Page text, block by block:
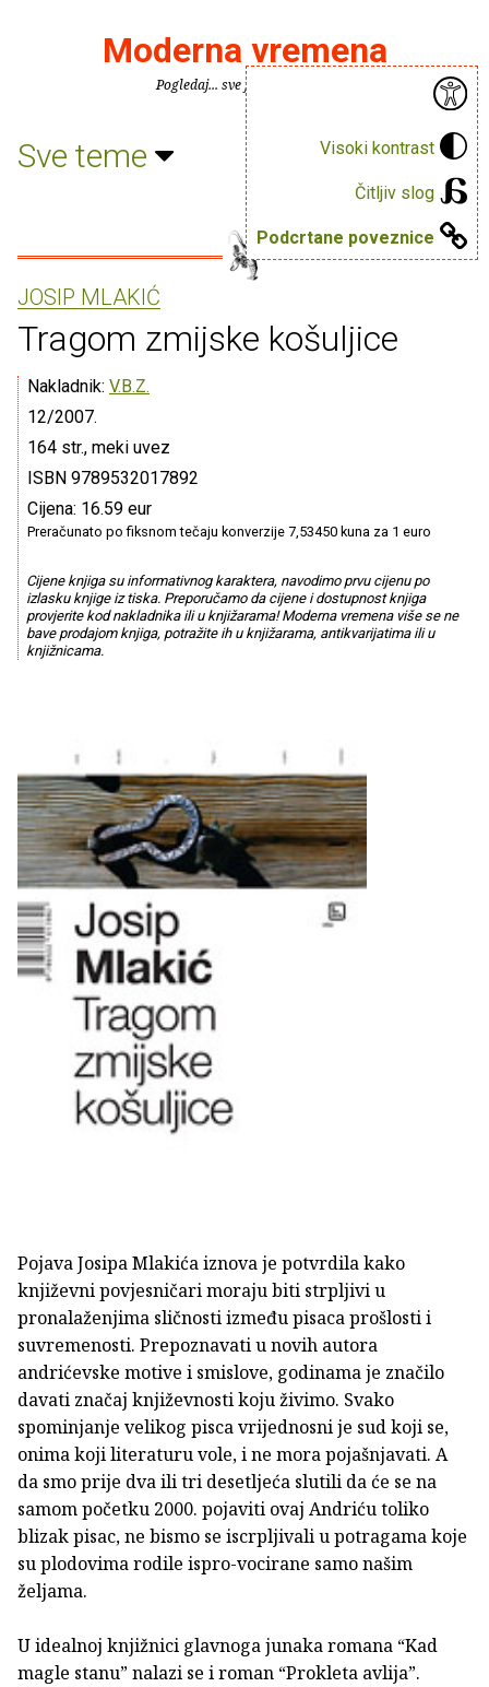
Visoki kontrast
Čitljiv slog
Podcrtane poveznice
Moderna vremena
Pogledaj... sve je puno knjiga.
Sve teme
JOSIP MLAKIĆ
Tragom zmijske košuljice
Nakladnik: V.B.Z.
12/2007.
164 str., meki uvez
ISBN 9789532017892
Cijena: 16.59 eur
Preračunato po fiksnom tečaju konverzije 7,53450 kuna za 1 euro
Cijene knjiga su informativnog karaktera, navodimo prvu cijenu po
izlasku knjige iz tiska. Preporučamo da cijene i dostupnost knjiga
provjerite kod nakladnika ili u knjižarama! Moderna vremena više se ne
bave prodajom knjiga, potražite ih u knjižarama, antikvarijatima ili u
knjižnicama.
Pojava Josipa Mlakića iznova je potvrdila kako
književni povjesničari moraju biti strpljivi u
pronalaženjima sličnosti između pisaca prošlosti i
suvremenosti. Prepoznavati u novih autora
andrićevske motive i smislove, godinama je značilo
davati značaj književnosti koju živimo. Svako
spominjanje velikog pisca vrijednosni je sud koji se,
onima koji literaturu vole, i ne mora pojašnjavati. A
da smo prije dva ili tri desetljeća slutili da će se na
samom početku 2000. pojaviti ovaj Andriću toliko
blizak pisac, ne bismo se iscrpljivali u potragama koje
su plodovima rodile ispro-vocirane samo našim
željama.
U idealnoj knjižnici glavnoga junaka romana “Kad
magle stanu” nalazi se i roman “Prokleta avlija”.